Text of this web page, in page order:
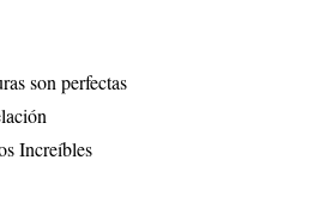
son perfectas
Increíbles